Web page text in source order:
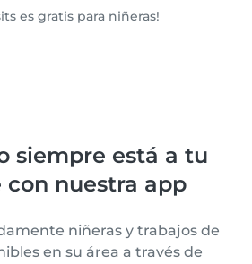
es gratis para niñeras!
siempre está a tu
con nuestra app
niñeras y trabajos de
en su área a través de